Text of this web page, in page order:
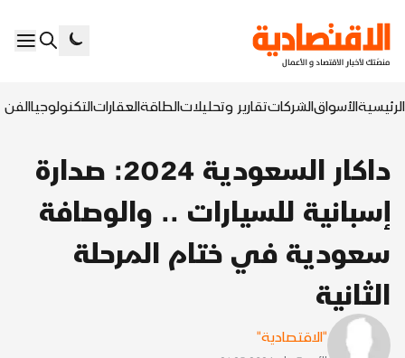
الرئيسيةالأسواقالشركاتتقارير وتحليلاتالطاقةالعقاراتالتكنولوجياالفن
داكار السعودية 2024: صدارة
إسبانية للسيارات .. والوصافة
سعودية في ختام المرحلة
الثانية
"الاقتصادية"